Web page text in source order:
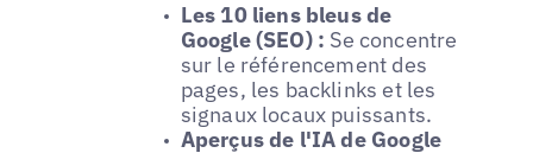
Les 10 liens bleus de
Google (SEO) : Se concentre
sur le référencement des
pages, les backlinks et les
signaux locaux puissants.
Aperçus de l'IA de Google